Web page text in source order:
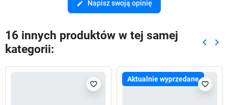
edit Napisz swoją opinię
16 innych produktów w tej samej
kategorii:
keyboard_arrow_left keyboard_arrow_right
favorite_border
Aktualnie wyprzedane
favorite_border